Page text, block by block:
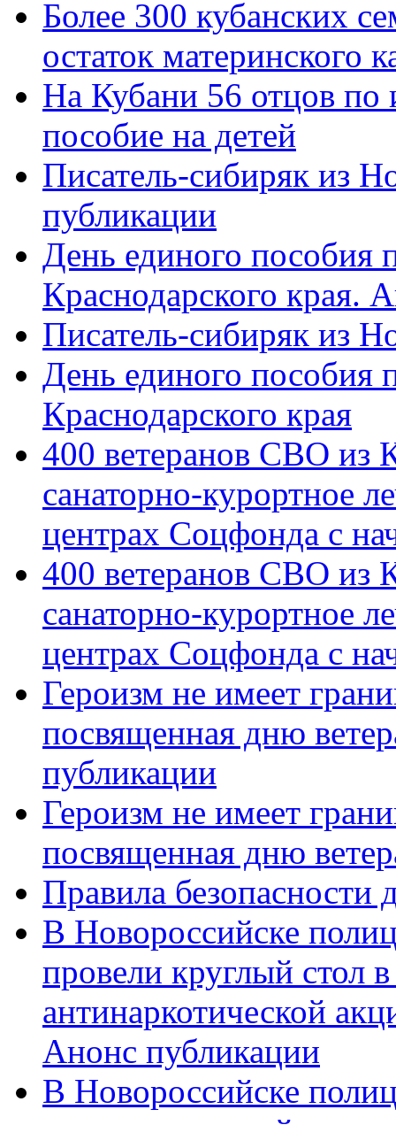
Более 300 кубанских
остаток материнского
На Кубани 56 отцов по
пособие на детей
Писатель-сибиряк из
публикации
День единого пособия
Краснодарского края.
Писатель-сибиряк из
День единого пособия
Краснодарского края
400 ветеранов СВО из
санаторно-курортное
центрах Соцфонда с
400 ветеранов СВО из
санаторно-курортное
центрах Соцфонда с
Героизм не имеет
посвященная дню
публикации
Героизм не имеет
посвященная дню
Правила безопасности
В Новороссийске
провели круглый стол
антинаркотической
Анонс публикации
В Новороссийске